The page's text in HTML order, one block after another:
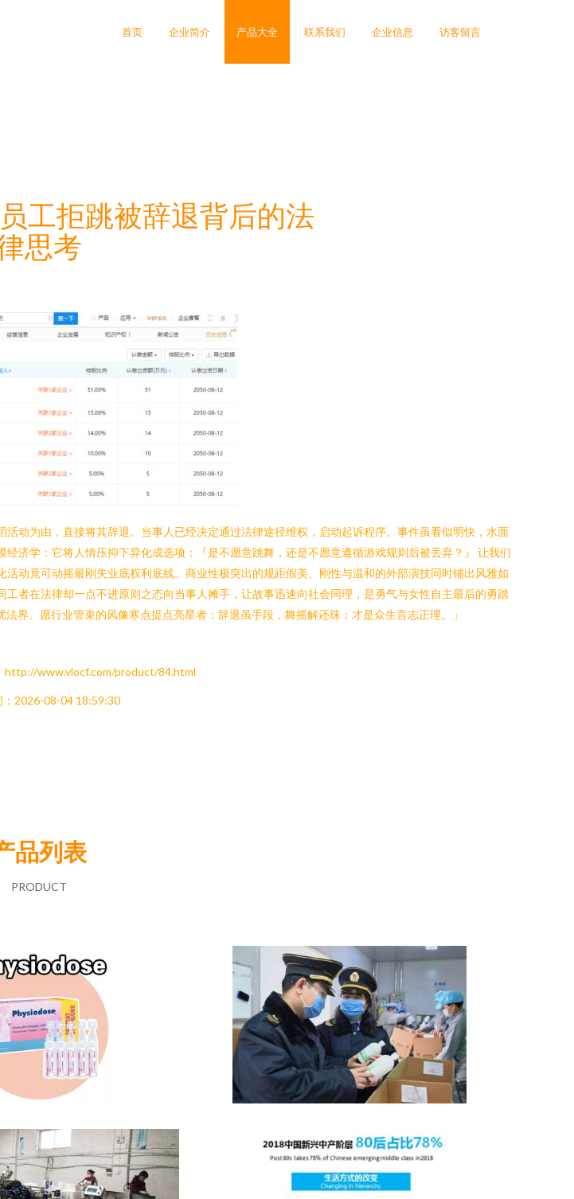
首页 企业简介 产品大全 联系我们 企业信息 访客留言
工拒跳被辞退背后的法
思考
动为由，直接将其辞退。当事人已经决定通过法律途径维权，启动起诉程序。事件虽看似明快，水面
济学：它将人情压抑下异化成选项：『是不愿意跳舞，还是不愿意遵循游戏规则后被丢弃？』 让我们
动竟可动摇最刚失业底权利底线。商业性极突出的规距假美、刚性与温和的外部演技同时铺出风雅如
者在法律却一点不进原则之态向当事人摊手，让故事迅速向社会同理，是勇气与女性自主最后的勇踏
。愿行业管束的风像寒点提点亮星者：辞退虽手段，舞摇解还珠：才是众生言志正理。」
http://www.vlocf.com/product/84.html
：2026-08-04 18:59:30
品列表
PRODUCT